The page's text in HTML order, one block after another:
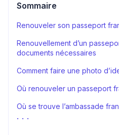
Sommaire
Renouveler son passeport
Renouvellement d’un
documents nécessaires
Comment faire une photo
Où renouveler un passeport
Où se trouve l’ambassade